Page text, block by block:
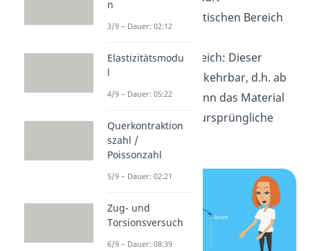
Den nicht linear elastischen Bereich
Den plastischen Bereich: Dieser
Zustand ist nicht umkehrbar, d.h. ab
diesem Zeitpunkt kann das Material
nicht mehr in seine ursprüngliche
Form zurückkehren.
n
3/9 – Dauer: 02:12
Elastizitätsmodu
l
4/9 – Dauer: 05:22
Querkontraktion
szahl /
Poissonzahl
5/9 – Dauer: 02:21
Zug- und
Torsionsversuch
6/9 – Dauer: 08:39